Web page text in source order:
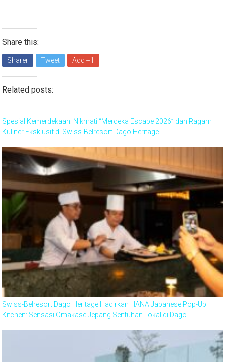
Share this:
Sharer Tweet Add +1
Related posts:
Spesial Kemerdekaan: Nikmati “Merdeka Escape 2026” dan Ragam
Kuliner Eksklusif di Swiss-Belresort Dago Heritage
Swiss-Belresort Dago Heritage Hadirkan HANA Japanese Pop-Up
Kitchen: Sensasi Omakase Jepang Sentuhan Lokal di Dago